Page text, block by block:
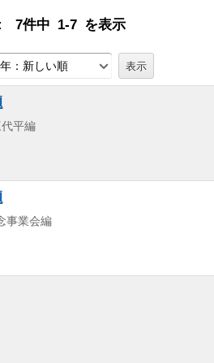
7件中 1-7 を表示
：新しい順
平編
事業会編